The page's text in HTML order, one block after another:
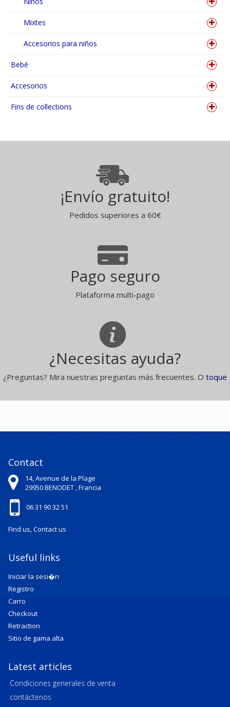
Mixtes
Accesorios para niños
Bebé
Accesorios
Fins de collections
¡Envío gratuito!
Pedidos superiores a 60€
Pago seguro
Plataforma multi-pago
¿Necesitas ayuda?
¿Preguntas? Mira nuestras preguntas más frecuentes. O toque
Contact
14, Avenue de la Plage
29950BENODET ,Francia
06 31 90 32 51
Find us, Contact us
Useful links
Iniciar la sesi�n
Registro
Carro
Checkout
Retraction
Sitio de gama alta
Latest articles
Condiciones generales de venta
contáctenos